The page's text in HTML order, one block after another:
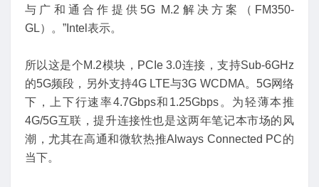
与广和通合作提供5G M.2解决方案（FM350-
GL）。”Intel表示。
所以这是个M.2模块，PCIe 3.0连接，支持Sub-6GHz
的5G频段，另外支持4G LTE与3G WCDMA。5G网络
下，上下行速率4.7Gbps和1.25Gbps。为轻薄本推
4G/5G互联，提升连接性也是这两年笔记本市场的风
潮，尤其在高通和微软热推Always Connected PC的
当下。